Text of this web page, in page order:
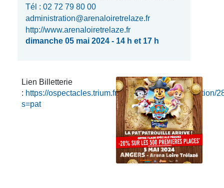
Tél : 02 72 79 80 00
administration@arenaloiretrelaze.fr
http://www.arenaloiretrelaze.fr
dimanche 05 mai 2024 - 14 h et 17 h
Lien Billetterie
: https://ospectacles.trium.fr/index.php/30/manifestation/
s=pat